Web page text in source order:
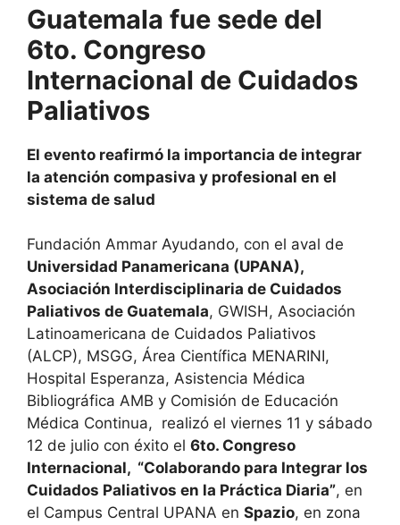
Guatemala fue sede del
6to. Congreso
Internacional de Cuidados
Paliativos
El evento reafirmó la importancia de integrar
la atención compasiva y profesional en el
sistema de salud
Fundación Ammar Ayudando, con el aval de
Universidad Panamericana (UPANA),
Asociación Interdisciplinaria de Cuidados
Paliativos de Guatemala, GWISH, Asociación
Latinoamericana de Cuidados Paliativos
(ALCP), MSGG, Área Científica MENARINI,
Hospital Esperanza, Asistencia Médica
Bibliográfica AMB y Comisión de Educación
Médica Continua, realizó el viernes 11 y sábado
12 de julio con éxito el 6to. Congreso
Internacional, “Colaborando para Integrar los
Cuidados Paliativos en la Práctica Diaria”, en
el Campus Central UPANA en Spazio, en zona